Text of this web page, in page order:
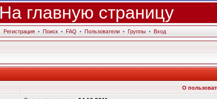
На главную страницу
Регистрация • Поиск • FAQ • Пользователи • Группы • Вход
О